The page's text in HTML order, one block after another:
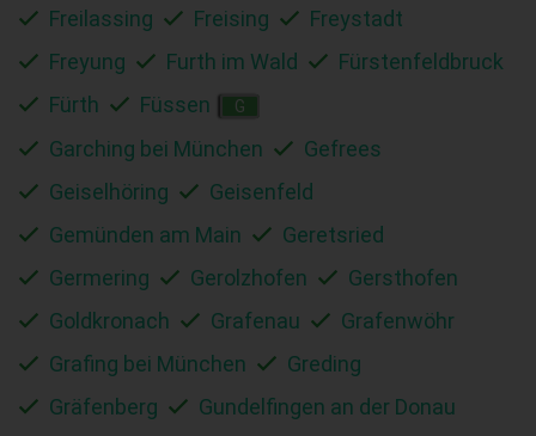
Freilassing
Freising
Freystadt
Freyung
Furth im Wald
Fürstenfeldbruck
Fürth
Füssen G
Garching bei München
Gefrees
Geiselhöring
Geisenfeld
Gemünden am Main
Geretsried
Germering
Gerolzhofen
Gersthofen
Goldkronach
Grafenau
Grafenwöhr
Grafing bei München
Greding
Gräfenberg
Gundelfingen an der Donau